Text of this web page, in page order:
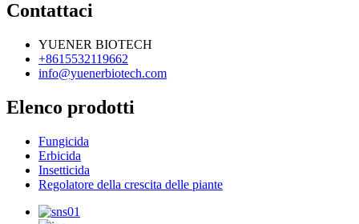
Contattaci
YUENER BIOTECH
+8615532119662
info@yuenerbiotech.com
Elenco prodotti
Fungicida
Erbicida
Insetticida
Regolatore della crescita delle piante